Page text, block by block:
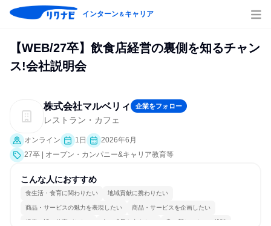
インターン＆キャリア
【WEB/27卒】飲食店経営の裏側を知るチャン
ス!会社説明会
株式会社マルベリィ 企業をフォロー
レストラン・カフェ
オンライン 1日
2026年6月
27卒 | オープン・カンパニー&キャリア教育等
こんな人におすすめ
食生活・食育に関わりたい 地域貢献に携わりたい
商品・サービスの魅力を表現したい 商品・サービスを企画したい
経営に近い仕事がしたい 人の成長を支えたい 常に新しいものに挑戦